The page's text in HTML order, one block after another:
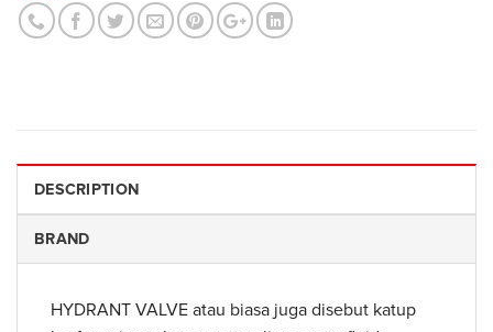
DESCRIPTION
BRAND
HYDRANT VALVE atau biasa juga disebut katup